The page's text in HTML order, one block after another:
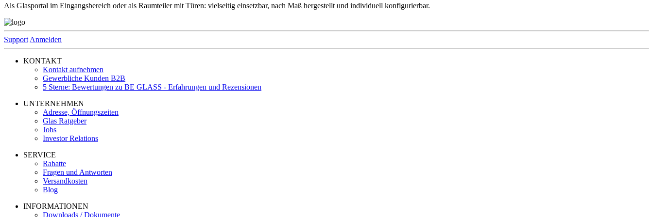
Als Glasportal im Eingangsbereich oder als Raumteiler mit Türen: vielseitig einsetzbar, nach Maß hergestellt und individuell konfigurierbar.
Support Anmelden
KONTAKT
Kontakt aufnehmen
Gewerbliche Kunden B2B
5 Sterne: Bewertungen zu BE GLASS - Erfahrungen und Rezensionen
UNTERNEHMEN
Adresse, Öffnungszeiten
Glas Ratgeber
Jobs
Investor Relations
SERVICE
Rabatte
Fragen und Antworten
Versandkosten
Blog
INFORMATIONEN
Downloads / Dokumente